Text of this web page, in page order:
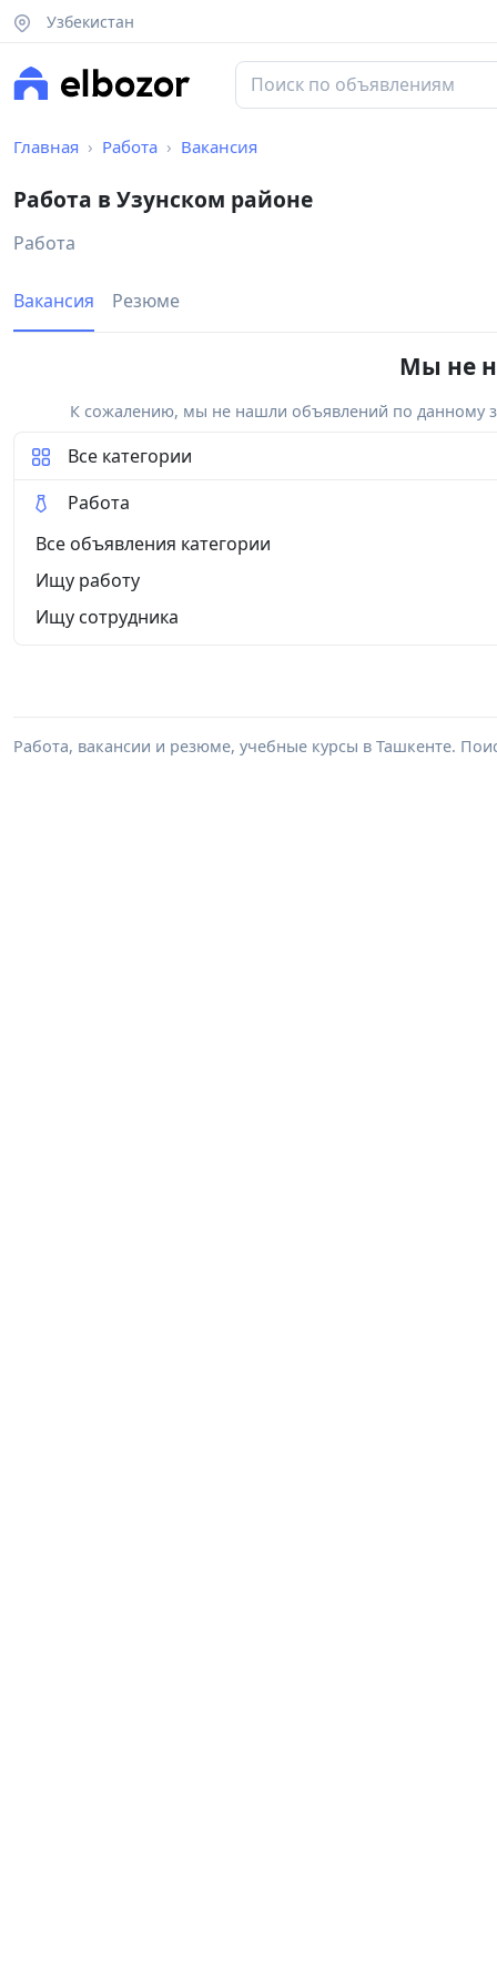
Узбекистан
Главная Работа Вакансия
Работа в Узунском районе
Работа
Вакансия Резюме
Мы не
К сожалению, мы не нашли объявлений по данному
Все категории
Работа
Все объявления категории
Ищу работу
Ищу сотрудника
Работа, вакансии и резюме, учебные курсы в Ташкенте.